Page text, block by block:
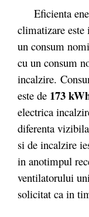
Eficienta
climatizare este
un consum
cu un consum
incalzire.
este de 173
electrica
diferenta
si de incalzire
in anotimpul
ventilatorului
solicitat ca in